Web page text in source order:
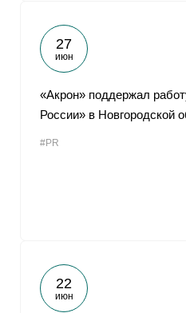
27
июн
«Акрон» поддержал
России» в Новгородской
#PR
22
июн